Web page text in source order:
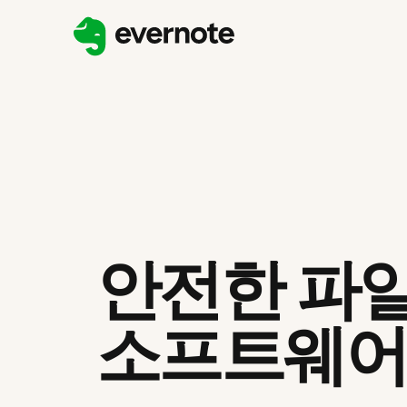
안전한 파
소프트웨어